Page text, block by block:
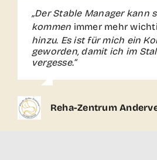
„Der Stable Manager kann
kommen immer mehr
hinzu. Es ist für mich ein
geworden, damit ich im
vergesse.“
Reha-Zentrum
„Die App hat meine
reduziert, da alle Vorgänge
System gebündelt und
Besonders praktisch ist,
jederzeit griffbereit habe
Einträge vornehmen kann.
Erleichterung
„Mit dem Stable Manager
unsere Abläufe spürbar.
Abrechnungspart uns
ganzen Arbeitstagund
Servicebuchungen laufen
manuellen Aufwand.“
„Keine Excel-Tabellen
WhatsApp und alles
App – genau das hat uns
Offenstall Deluxe